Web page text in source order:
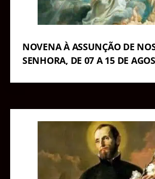
NOVENA À ASSUNÇÃO DE
SENHORA, DE 07 A 15 DE